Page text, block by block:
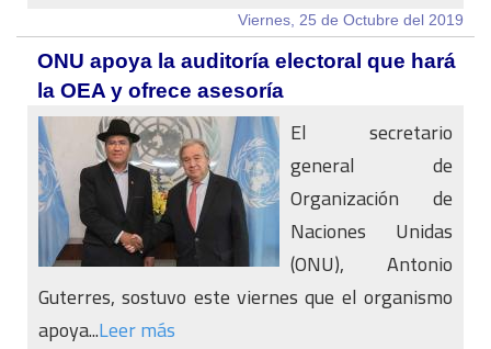
Viernes, 25 de Octubre del 2019
ONU apoya la auditoría electoral que hará
la OEA y ofrece asesoría
El secretario
general de
Organización de
Naciones Unidas
(ONU), Antonio
Guterres, sostuvo este viernes que el organismo
apoya...Leer más